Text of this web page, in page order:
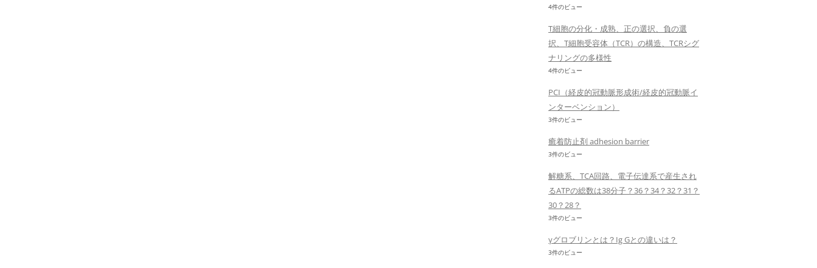
4件のビュー
T細胞の分化・成熟、正の選択、負の選
択、T細胞受容体（TCR）の構造、TCRシグ
ナリングの多様性
4件のビュー
PCI（経皮的冠動脈形成術/経皮的冠動脈イ
ンターベンション）
3件のビュー
癒着防止剤 adhesion barrier
3件のビュー
解糖系、TCA回路、電子伝達系で産生され
るATPの総数は38分子？36？34？32？31？
30？28？
3件のビュー
γグロブリンとは？Ig Gとの違いは？
3件のビュー